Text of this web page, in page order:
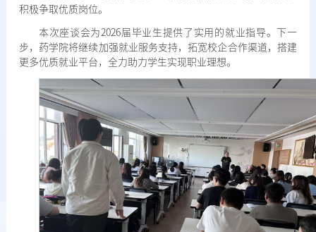
积极争取优质岗位。
本次座谈会为2026届毕业生提供了 实用的就业指导。下一
步，药学院将继续加强就业服务支持，拓宽校企合作渠道，搭建
更多优质就业平台，全力助力学生实现职业理想。